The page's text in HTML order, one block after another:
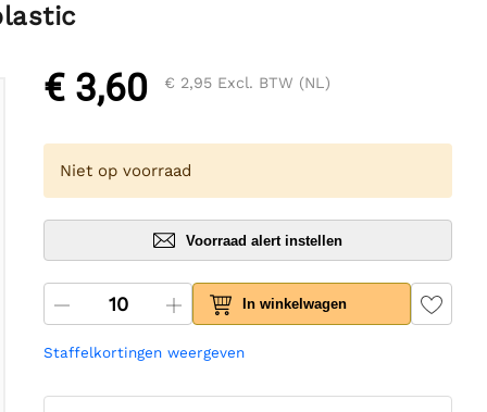
€ 3,60 € 2,95 Excl. BTW (NL)
Niet op voorraad
Voorraad alert instellen
In winkelwagen
Staffelkortingen weergeven